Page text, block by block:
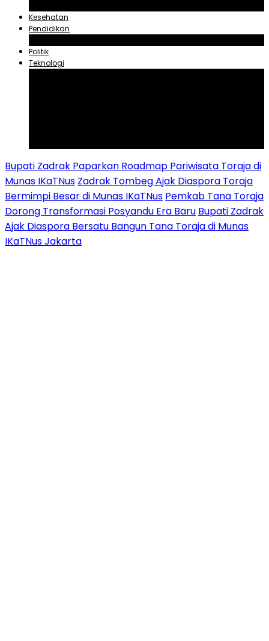
Kesehatan
Pendidikan
Politik
Teknologi
Bupati Zadrak Paparkan Roadmap Pariwisata Toraja di
Munas IKaTNus Zadrak Tombeg Ajak Diaspora Toraja
Bermimpi Besar di Munas IKaTNus Pemkab Tana Toraja
Dorong Transformasi Posyandu Era Baru Bupati Zadrak
Ajak Diaspora Bersatu Bangun Tana Toraja di Munas
IKaTNus Jakarta